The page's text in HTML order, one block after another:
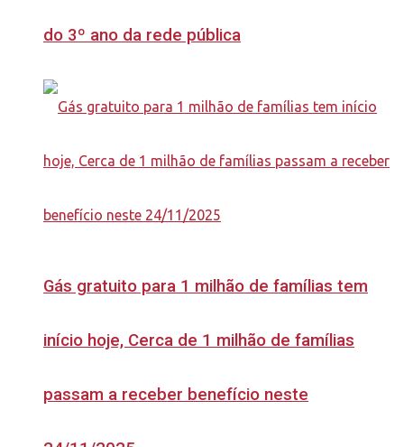
do 3º ano da rede pública
Gás gratuito para 1 milhão de famílias tem
início hoje, Cerca de 1 milhão de famílias
passam a receber benefício neste